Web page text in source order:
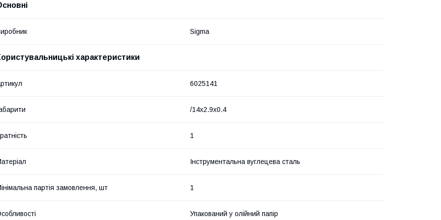
Sigma
характеристики
6025141
/14x2.9x0.4
1
Інструментальна вуглецева сталь
партія замовлення, шт 1
Упакований у олійний папір